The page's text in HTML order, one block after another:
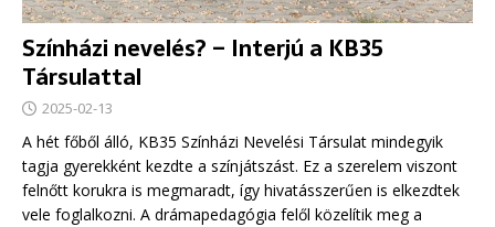
Színházi nevelés? – Interjú a KB35
Társulattal
2025-02-13
A hét főből álló, KB35 Színházi Nevelési Társulat mindegyik
tagja gyerekként kezdte a színjátszást. Ez a szerelem viszont
felnőtt korukra is megmaradt, így hivatásszerűen is elkezdtek
vele foglalkozni. A drámapedagógia felől közelítik meg a